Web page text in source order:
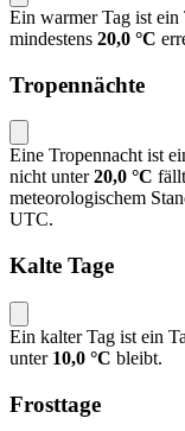
Ein warmer Tag ist ein
mindestens 20,0 °C
Tropennächte
Eine Tropennacht ist
nicht unter20,0 °C
meteorologischem
UTC.
Kalte Tage
Ein kalter Tag ist ein
unter 10,0 °C bleibt.
Frosttage